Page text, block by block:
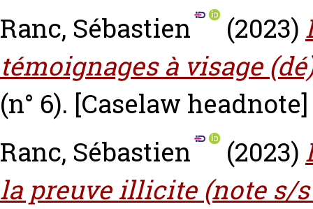
Ranc, Sébastien
(2023)
témoignages à visage
(n° 6). [Caselaw headnote]
Ranc, Sébastien
(2023)
la preuve illicite (note s/s